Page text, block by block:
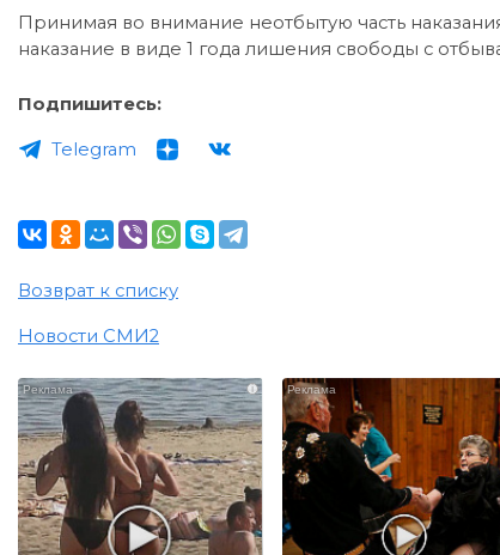
Принимая во внимание неотбытую часть
наказание в виде 1 года лишения свободы с
Подпишитесь:
Telegram
Возврат к списку
Новости СМИ2
i